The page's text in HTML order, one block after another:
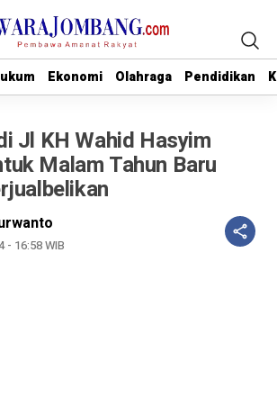
Ekonomi Olahraga Pendidikan
Ekonomi Olahraga Pendidikan
Jl KH Wahid Hasyim
Malam Tahun Baru
- 16:58 WIB